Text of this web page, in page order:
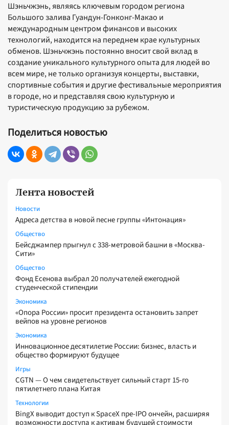
Лента новостей
Новости
Адреса детства в новой песне группы «Интонация»
Общество
Бейсджампер прыгнул с 338-метровой башни в «Москва-
Сити»
Общество
Фонд Есенова выбрал 20 получателей ежегодной
студенческой стипендии
Экономика
«Опора России» просит президента остановить запрет
вейпов на уровне регионов
Экономика
Инновационное десятилетие России: бизнес, власть и
общество формируют будущее
Игры
CGTN — О чем свидетельствует сильный старт 15-го
пятилетнего плана Китая
Технологии
BingX выводит доступ к SpaceX пре-IPO ончейн, расширяя
возможности доступа к активам будущей стоимости
Шэньчжэнь, являясь ключевым городом региона
Большого залива Гуандун-Гонконг-Макао и
международным центром финансов и высоких
технологий, находится на переднем крае культурных
обменов. Шэньчжэнь постоянно вносит свой вклад в
создание уникального культурного опыта для людей во
всем мире, не только организуя концерты, выставки,
спортивные события и другие фестивальные мероприятия
в городе, но и представляя свою культурную и
туристическую продукцию за рубежом.
Поделиться новостью